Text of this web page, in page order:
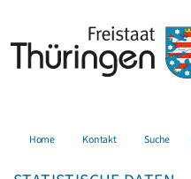
Home Kontakt Suche